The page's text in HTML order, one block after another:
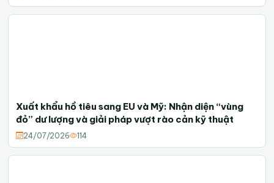
Xuất khẩu hồ tiêu sang EU và Mỹ: Nhận diện “vùng
đỏ” dư lượng và giải pháp vượt rào cản kỹ thuật
24/07/2026 114